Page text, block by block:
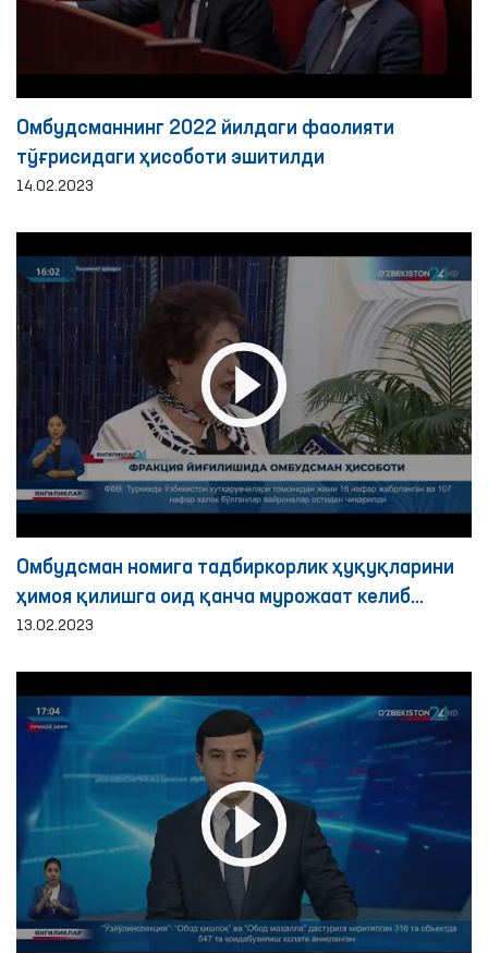
Омбудсманнинг 2022 йилдаги фаолияти
тўғрисидаги ҳисоботи эшитилди
14.02.2023
Омбудсман номига тадбиркорлик ҳуқуқларини
ҳимоя қилишга оид қанча мурожаат келиб
тушди?
13.02.2023